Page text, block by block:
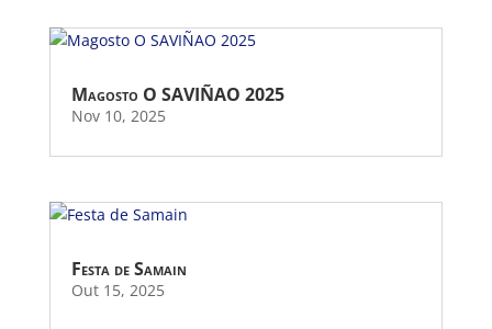
Magosto O SAVIÑAO 2025
Nov 10, 2025
Festa de Samain
Out 15, 2025